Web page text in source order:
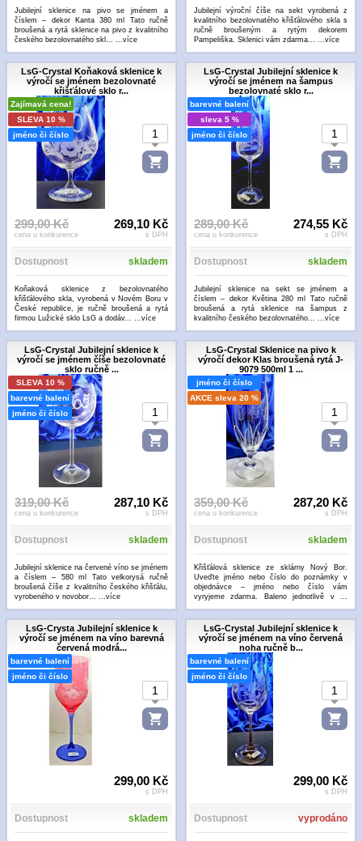
Jubilejní sklenice na pivo se jménem a
číslem – dekor Kanta 380 ml Tato ručně
broušená a rytá sklenice na pivo z kvalitního
českého bezolovnatého skl... ...více
Jubilejní výroční číše na sekt vyrobená z
kvalitního bezolovnatého křišťálového skla s
ručně broušeným a rytým dekorem
Pampeliška. Sklenici vám zdarma... ...více
LsG-Crystal Koňaková sklenice k
výročí se jménem bezolovnaté
křišťálové sklo r...
Zajímavá cena!
SLEVA 10 %
jméno či číslo
299,00 Kč
cena u konkurence
269,10 Kč
s DPH
Dostupnost skladem
Koňaková sklenice z bezolovnatého
křišťálového skla, vyrobená v Novém Boru v
České republice, je ručně broušená a rytá
firmou Lužické sklo LsG a dodáv... ...více
LsG-Crystal Jubilejní sklenice k
výročí se jménem na šampus
bezolovnaté sklo r...
barevné balení
sleva 5 %
jméno či číslo
289,00 Kč
cena u konkurence
274,55 Kč
s DPH
Dostupnost skladem
Jubilejní sklenice na sekt se jménem a
číslem – dekor Květina 280 ml Tato ručně
broušená a rytá sklenice na šampus z
kvalitního českého bezolovnatého... ...více
LsG-Crystal Jubilejní sklenice k
výročí se jménem číše bezolovnaté
sklo ručně ...
SLEVA 10 %
barevné balení
jméno či číslo
319,00 Kč
cena u konkurence
287,10 Kč
s DPH
Dostupnost skladem
Jubilejní sklenice na červené víno se jménem
a číslem – 580 ml Tato velkorysá ručně
broušená číše z kvalitního českého křišťálu,
vyrobeného v novobor... ...více
LsG-Crystal Sklenice na pivo k
výročí dekor Klas broušená rytá J-
9079 500ml 1 ...
jméno či číslo
AKCE sleva 20 %
359,00 Kč
cena u konkurence
287,20 Kč
s DPH
Dostupnost skladem
Křišťálová sklenice ze sklárny Nový Bor.
Uveďte jméno nebo číslo do poznámky v
objednávce – jméno nebo číslo vám
vyryjeme zdarma. Baleno jednotlivě v ...
LsG-Crysta Jubilejní sklenice k
výročí se jménem na víno barevná
červená modrá...
barevné balení
jméno či číslo
299,00 Kč
s DPH
Dostupnost skladem
LsG-Crystal Jubilejní sklenice k
výročí se jménem na víno červená
noha ručně b...
barevné balení
jméno či číslo
299,00 Kč
s DPH
Dostupnost vyprodáno